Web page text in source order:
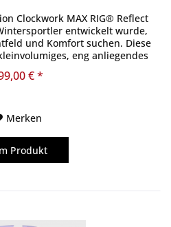
Clockwork MAX RIG® Reflect
entwickelt wurde,
und Komfort suchen. Diese
eng anliegendes
€ *
Merken
Produkt